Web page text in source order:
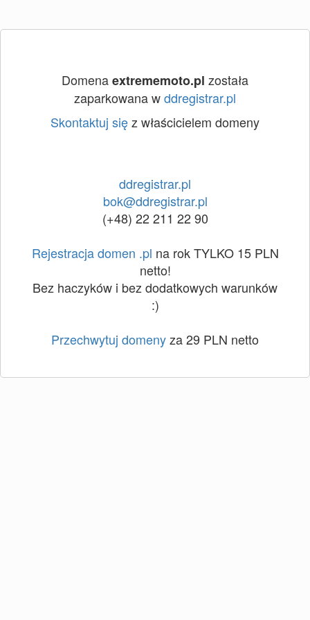
Domenaextrememoto.pl została
zaparkowana wddregistrar.pl
Skontaktuj sięz właścicielem domeny
ddregistrar.pl
bok@ddregistrar.pl
(+48) 22 211 22 90
Rejestracja domen .pl na rok TYLKO 15 PLN
netto!
Bez haczyków i bez dodatkowych warunków
:)
Przechwytuj domenyza 29 PLN netto